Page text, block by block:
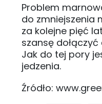
Problem
do zmniejszenia
za kolejne pięć
szansę
Jak do tej pory
jedzenia.
Źródło: